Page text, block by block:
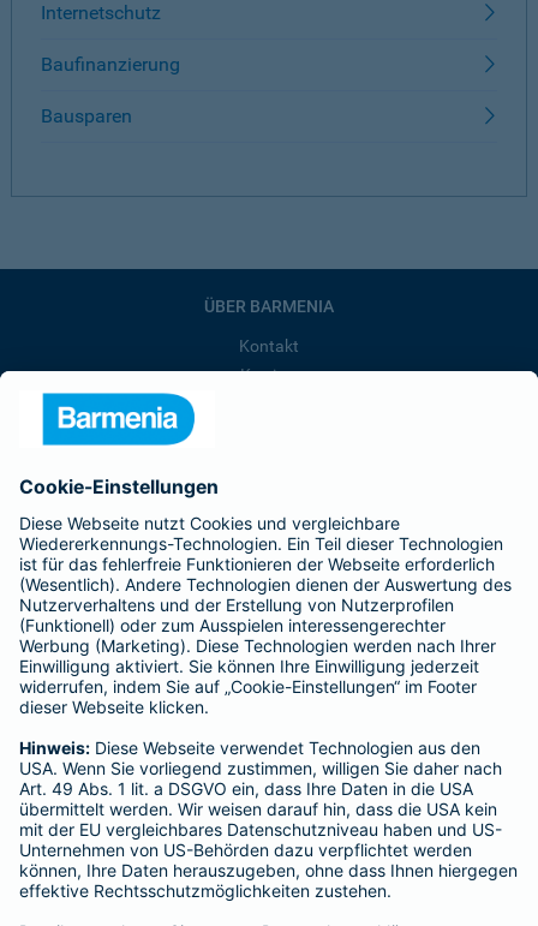
Internetschutz
Baufinanzierung
Bausparen
ÜBER BARMENIA
Kontakt
Karriere
Affiliate-Partner werden
Barmenia ist Teil der BarmeniaGothaer
BELIEBTE SEITEN
Kranken-Zusatzversicherung
Tierversicherungen
Haftpflichtversicherung
Hausratversicherung
SERVICE
Adresse ändern
Schaden melden
Kilometerstandsmeldung
Serviceübersicht